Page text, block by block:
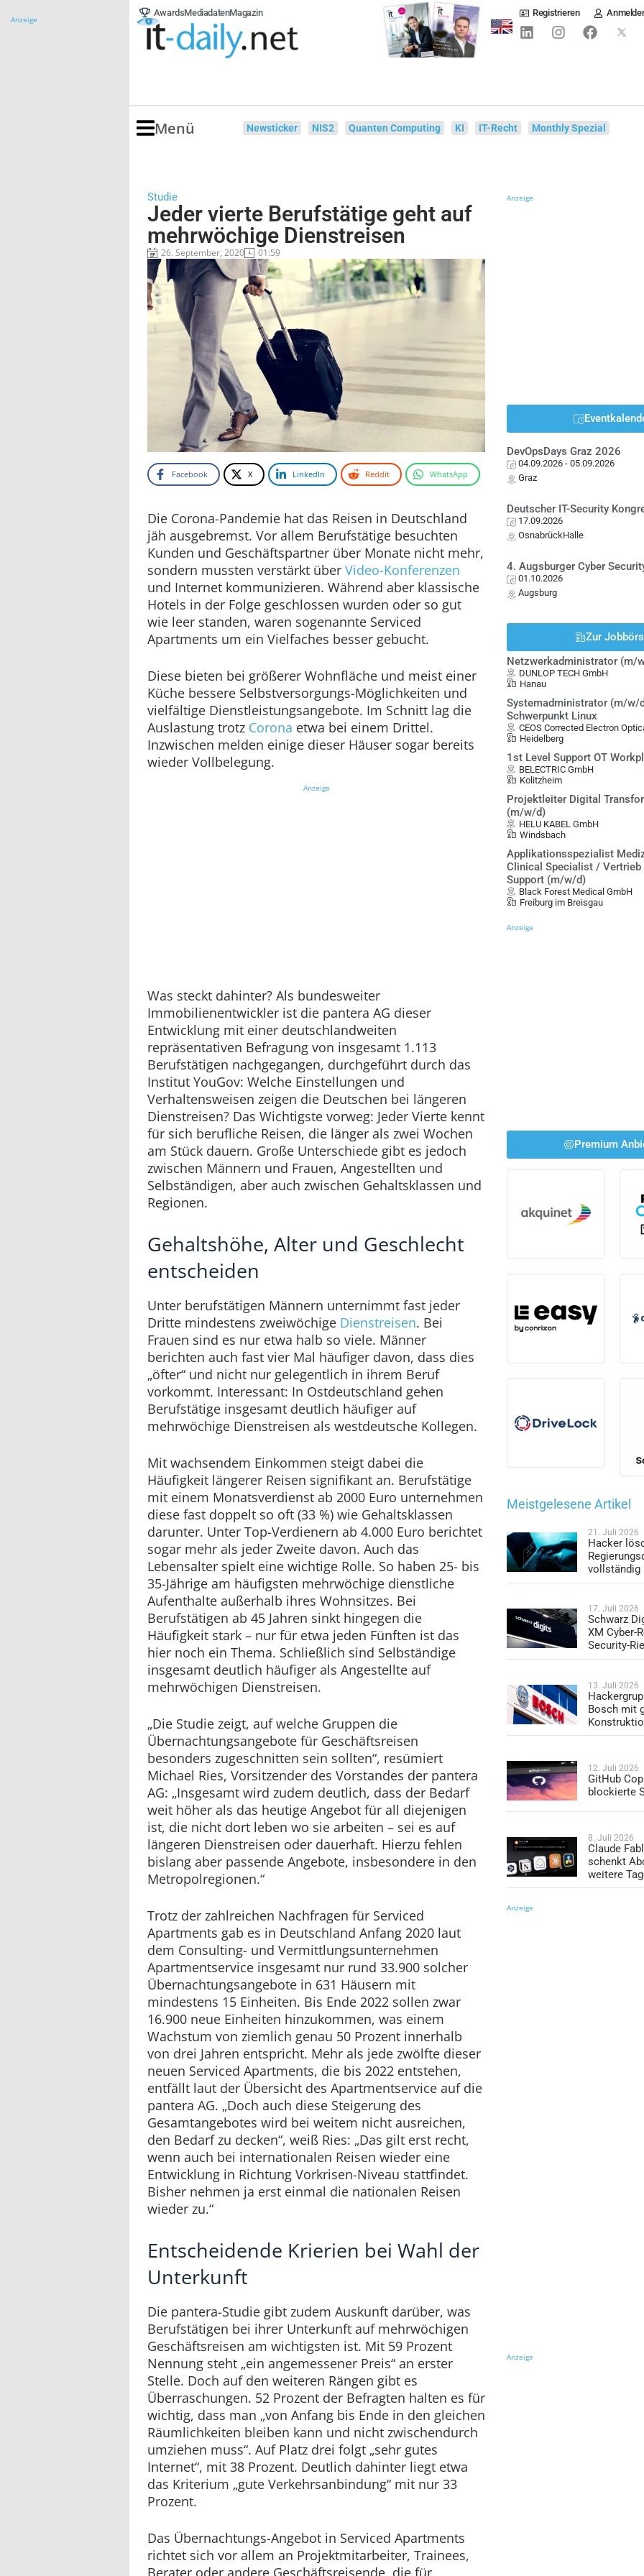
Anzeige
AwardsMediadatenMagazin Registrieren
Menü Newsticker NIS2 Quanten Computing KI IT-Recht Monthly Spezial
Studie
Jeder vierte Berufstätige geht auf
mehrwöchige Dienstreisen
26. September, 2020 01:59
Facebook X LinkedIn Reddit WhatsApp
Die Corona-Pandemie hat das Reisen in Deutschland
jäh ausgebremst. Vor allem Berufstätige besuchten
Kunden und Geschäftspartner über Monate nicht mehr,
sondern mussten verstärkt über Video-Konferenzen
und Internet kommunizieren. Während aber klassische
Hotels in der Folge geschlossen wurden oder so gut
wie leer standen, waren sogenannte Serviced
Apartments um ein Vielfaches besser gebucht.
Diese bieten bei größerer Wohnfläche und meist einer
Küche bessere Selbstversorgungs-Möglichkeiten und
vielfältige Dienstleistungsangebote. Im Schnitt lag die
Auslastung trotz Corona etwa bei einem Drittel.
Inzwischen melden einige dieser Häuser sogar bereits
wieder Vollbelegung.
Anzeige
Was steckt dahinter? Als bundesweiter
Immobilienentwickler ist die pantera AG dieser
Entwicklung mit einer deutschlandweiten
repräsentativen Befragung von insgesamt 1.113
Berufstätigen nachgegangen, durchgeführt durch das
Institut YouGov: Welche Einstellungen und
Verhaltensweisen zeigen die Deutschen bei längeren
Dienstreisen? Das Wichtigste vorweg: Jeder Vierte kennt
für sich berufliche Reisen, die länger als zwei Wochen
am Stück dauern. Große Unterschiede gibt es jedoch
zwischen Männern und Frauen, Angestellten und
Selbständigen, aber auch zwischen Gehaltsklassen und
Regionen.
Gehaltshöhe, Alter und Geschlecht
entscheiden
Unter berufstätigen Männern unternimmt fast jeder
Dritte mindestens zweiwöchige Dienstreisen. Bei
Frauen sind es nur etwa halb so viele. Männer
berichten auch fast vier Mal häufiger davon, dass dies
„öfter“ und nicht nur gelegentlich in ihrem Beruf
vorkommt. Interessant: In Ostdeutschland gehen
Berufstätige insgesamt deutlich häufiger auf
mehrwöchige Dienstreisen als westdeutsche Kollegen.
Mit wachsendem Einkommen steigt dabei die
Häufigkeit längerer Reisen signifikant an. Berufstätige
mit einem Monatsverdienst ab 2000 Euro unternehmen
diese fast doppelt so oft (33 %) wie Gehaltsklassen
darunter. Unter Top-Verdienern ab 4.000 Euro berichtet
sogar mehr als jeder Zweite davon. Auch das
Lebensalter spielt eine wichtige Rolle. So haben 25- bis
35-Jährige am häufigsten mehrwöchige dienstliche
Aufenthalte außerhalb ihres Wohnsitzes. Bei
Berufstätigen ab 45 Jahren sinkt hingegen die
Häufigkeit stark – nur für etwa jeden Fünften ist das
hier noch ein Thema. Schließlich sind Selbständige
insgesamt deutlich häufiger als Angestellte auf
mehrwöchigen Dienstreisen.
„Die Studie zeigt, auf welche Gruppen die
Übernachtungsangebote für Geschäftsreisen
besonders zugeschnitten sein sollten“, resümiert
Michael Ries, Vorsitzender des Vorstandes der pantera
AG: „Insgesamt wird zudem deutlich, dass der Bedarf
weit höher als das heutige Angebot für all diejenigen
ist, die nicht dort leben wo sie arbeiten – sei es auf
längeren Dienstreisen oder dauerhaft. Hierzu fehlen
bislang aber passende Angebote, insbesondere in den
Metropolregionen.“
Trotz der zahlreichen Nachfragen für Serviced
Apartments gab es in Deutschland Anfang 2020 laut
dem Consulting- und Vermittlungsunternehmen
Apartmentservice insgesamt nur rund 33.900 solcher
Übernachtungsangebote in 631 Häusern mit
mindestens 15 Einheiten. Bis Ende 2022 sollen zwar
16.900 neue Einheiten hinzukommen, was einem
Wachstum von ziemlich genau 50 Prozent innerhalb
von drei Jahren entspricht. Mehr als jede zwölfte dieser
neuen Serviced Apartments, die bis 2022 entstehen,
entfällt laut der Übersicht des Apartmentservice auf die
pantera AG. „Doch auch diese Steigerung des
Gesamtangebotes wird bei weitem nicht ausreichen,
den Bedarf zu decken“, weiß Ries: „Das gilt erst recht,
wenn auch bei internationalen Reisen wieder eine
Entwicklung in Richtung Vorkrisen-Niveau stattfindet.
Bisher nehmen ja erst einmal die nationalen Reisen
wieder zu.“
Entscheidende Krierien bei Wahl der
Unterkunft
Die pantera-Studie gibt zudem Auskunft darüber, was
Berufstätigen bei ihrer Unterkunft auf mehrwöchigen
Geschäftsreisen am wichtigsten ist. Mit 59 Prozent
Nennung steht „ein angemessener Preis“ an erster
Stelle. Doch auf den weiteren Rängen gibt es
Überraschungen. 52 Prozent der Befragten halten es für
wichtig, dass man „von Anfang bis Ende in den gleichen
Räumlichkeiten bleiben kann und nicht zwischendurch
umziehen muss“. Auf Platz drei folgt „sehr gutes
Internet“, mit 38 Prozent. Deutlich dahinter liegt etwa
das Kriterium „gute Verkehrsanbindung“ mit nur 33
Prozent.
Das Übernachtungs-Angebot in Serviced Apartments
richtet sich vor allem an Projektmitarbeiter, Trainees,
Berater oder andere Geschäftsreisende, die für
Anzeige
DevOpsDays Graz 2026
04.09.2026 - 05.09.2026
Graz
Deutscher IT-Security
17.09.2026
OsnabrückHalle
4. Augsburger Cyber
01.10.2026
Augsburg
Zur
Netzwerkadministrator (m/
DUNLOP TECH GmbH
Hanau
Systemadministrator (m/w/
Schwerpunkt Linux
CEOS Corrected Electron
Heidelberg
1st Level Support OT
BELECTRIC GmbH
Kolitzheim
Projektleiter Digital
(m/w/d)
HELU KABEL GmbH
Windsbach
Applikationsspezialist
Clinical Specialist / Vertrieb
Support (m/w/d)
Black Forest Medical GmbH
Freiburg im Breisgau
Anzeige
Premium
Meistgelesene Artikel
21. Juli 2026
Hacker
vollständig
17. Juli 2026
Schwarz
XM Cyber-
Security-
13. Juli 2026
Bosch mit
12. Juli 2026
GitHub
blockierte
8. Juli 2026
Claude
schenkt
weitere
Anzeige
Anzeige